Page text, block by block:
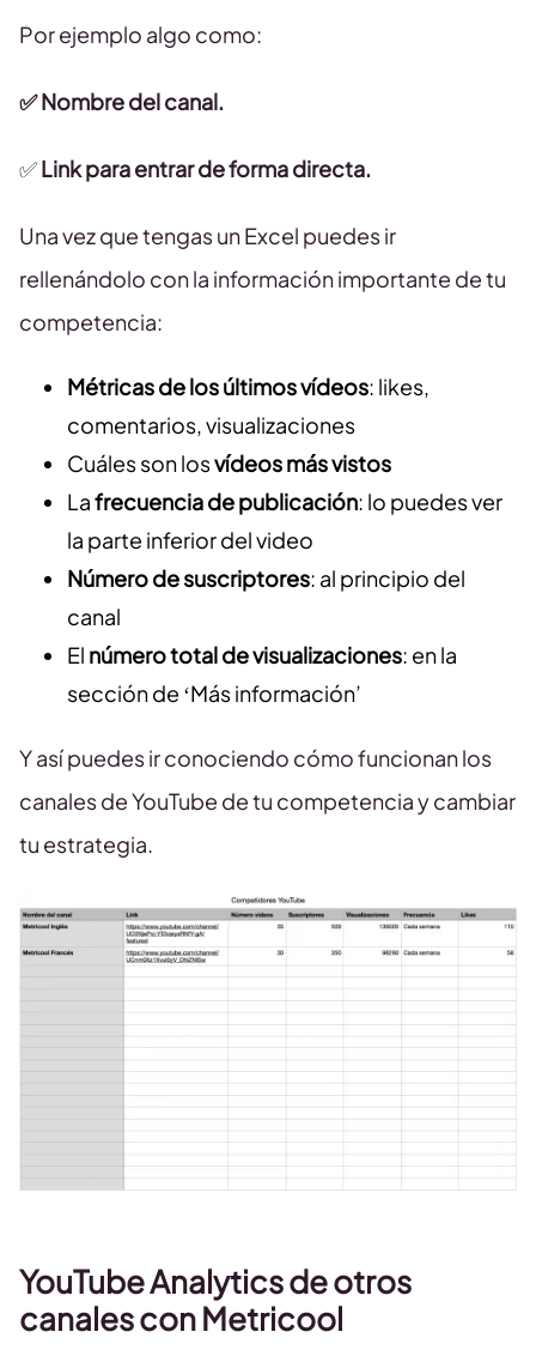
Por ejemplo algo como:
✅ Nombre del canal.
✅Link para entrar de forma directa.
Una vez que tengas un Excel puedes ir
rellenándolo con la información importante de tu
competencia:
Métricas de los últimos vídeos: likes,
comentarios, visualizaciones
Cuáles son losvídeos más vistos
Lafrecuencia de publicación: lo puedes ver
la parte inferior del video
Número de suscriptores: al principio del
canal
El número total de visualizaciones: en la
sección de ‘Más información’
Y así puedes ir conociendo cómo funcionan los
canales de YouTube de tu competencia y cambiar
tu estrategia.
YouTube Analytics de otros
canales con Metricool